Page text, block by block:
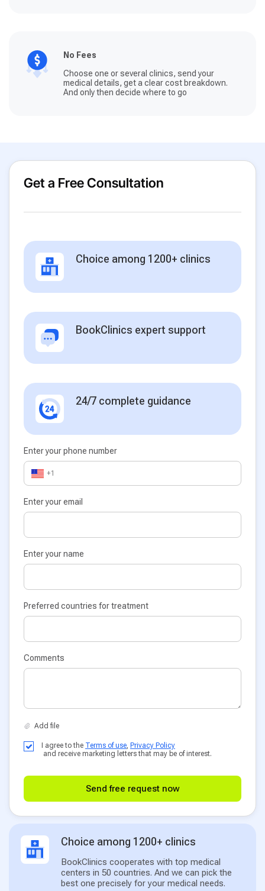
No Fees
Choose one or several clinics, send your
medical details, get a clear cost breakdown.
And only then decide where to go
Get a Free Consultation
Choice among 1200+ clinics
BookClinics expert support
24/7 complete guidance
Enter your phone number
+1
Enter your email
Enter your name
Preferred countries for treatment
Comments
I agree to the Terms of use, Privacy Policy
and receive marketing letters that may be of interest.
Send free request now
Choice among 1200+ clinics
BookClinics cooperates with top medical
centers in 50 countries. And we can pick the
best one precisely for your medical needs.